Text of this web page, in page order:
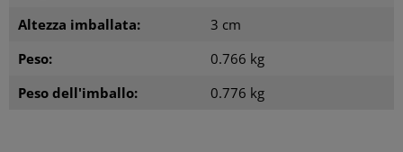
Altezza imballata:
3 cm
Peso:
0.766 kg
Peso dell'imballo:
0.776 kg